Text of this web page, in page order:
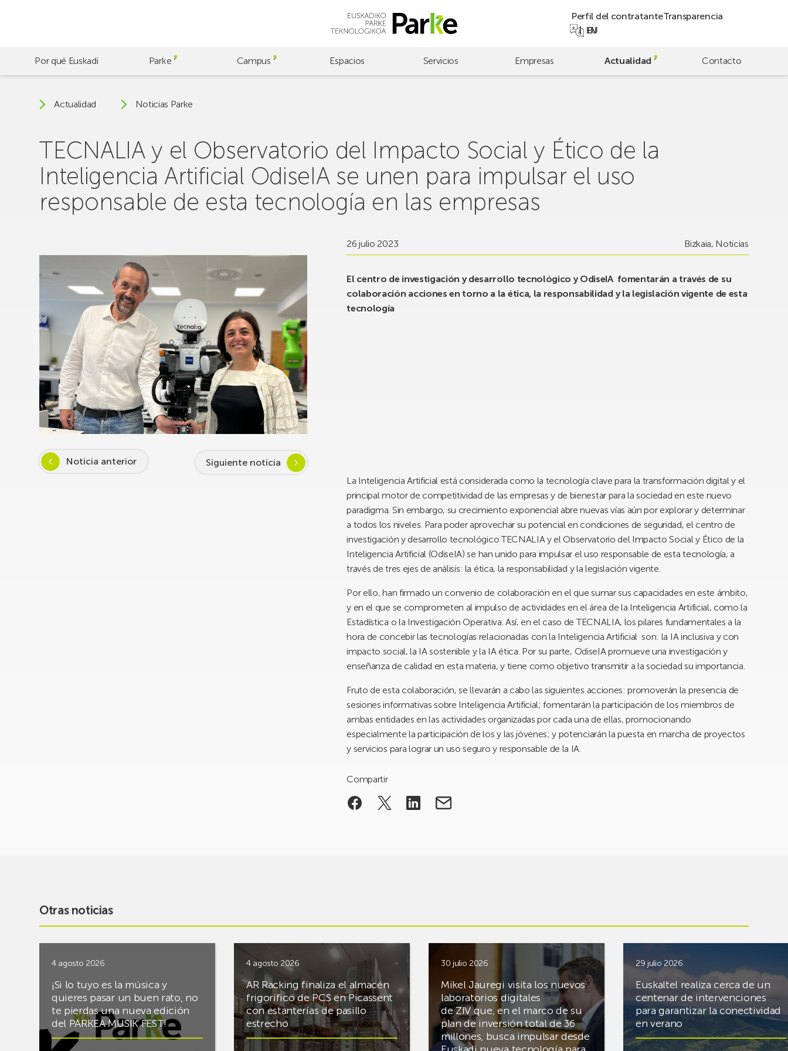
Perfil del contratanteTransparencia
EU
EN
Por qué Euskadi Parke Campus Espacios Servicios Empresas Actualidad Contacto
Actualidad Noticias Parke
TECNALIA y el Observatorio del Impacto Social y Ético de la
Inteligencia Artificial OdiseIA se unen para impulsar el uso
responsable de esta tecnología en las empresas
Noticia anterior Siguiente noticia
26 julio 2023 Bizkaia, Noticias
El centro de investigación y desarrollo tecnológico y OdiseIA fomentarán a través de su
colaboración acciones en torno a la ética, la responsabilidad y la legislación vigente de esta
tecnología
La Inteligencia Artificial está considerada como la tecnología clave para la transformación digital y el
principal motor de competitividad de las empresas y de bienestar para la sociedad en este nuevo
paradigma. Sin embargo, su crecimiento exponencial abre nuevas vías aún por explorar y determinar
a todos los niveles. Para poder aprovechar su potencial en condiciones de seguridad, el centro de
investigación y desarrollo tecnológico TECNALIA y el Observatorio del Impacto Social y Ético de la
Inteligencia Artificial (OdiseIA) se han unido para impulsar el uso responsable de esta tecnología, a
través de tres ejes de análisis: la ética, la responsabilidad y la legislación vigente.
Por ello, han firmado un convenio de colaboración en el que sumar sus capacidades en este ámbito,
y en el que se comprometen al impulso de actividades en el área de la Inteligencia Artificial, como la
Estadística o la Investigación Operativa. Así, en el caso de TECNALIA, los pilares fundamentales a la
hora de concebir las tecnologías relacionadas con la Inteligencia Artificial son: la IA inclusiva y con
impacto social, la IA sostenible y la IA ética. Por su parte, OdiseIA promueve una investigación y
enseñanza de calidad en esta materia, y tiene como objetivo transmitir a la sociedad su importancia.
Fruto de esta colaboración, se llevarán a cabo las siguientes acciones: promoverán la presencia de
sesiones informativas sobre Inteligencia Artificial; fomentarán la participación de los miembros de
ambas entidades en las actividades organizadas por cada una de ellas, promocionando
especialmente la participación de los y las jóvenes; y potenciarán la puesta en marcha de proyectos
y servicios para lograr un uso seguro y responsable de la IA.
Compartir
Otras noticias
4 agosto 2026
¡Si lo tuyo es la música y
quieres pasar un buen rato, no
te pierdas una nueva edición
del PARKEA MUSIK FEST!
4 agosto 2026
AR Racking finaliza el almacén
frigorífico de PCS en Picassent
con estanterías de pasillo
estrecho
30 julio 2026
Mikel Jauregi visita los nuevos
laboratorios digitales
de ZIV que, en el marco de su
plan de inversión total de 36
millones, busca impulsar desde
29 julio 2026
Euskaltel realiza cerca de un
centenar de intervenciones
para garantizar la conectividad
en verano